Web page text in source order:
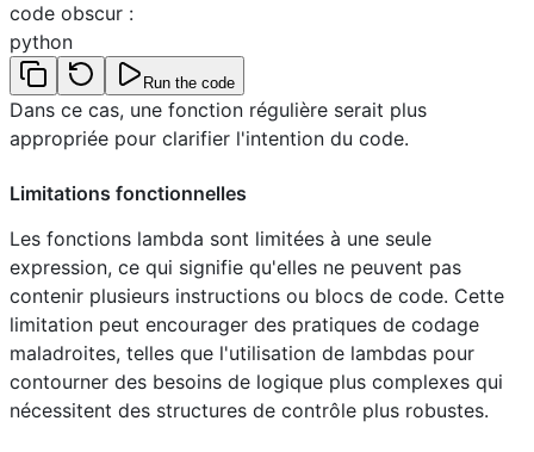
code obscur :
python
Run the code
Dans ce cas, une fonction régulière serait plus
appropriée pour clarifier l'intention du code.
Limitations fonctionnelles
Les fonctions lambda sont limitées à une seule
expression, ce qui signifie qu'elles ne peuvent pas
contenir plusieurs instructions ou blocs de code. Cette
limitation peut encourager des pratiques de codage
maladroites, telles que l'utilisation de lambdas pour
contourner des besoins de logique plus complexes qui
nécessitent des structures de contrôle plus robustes.